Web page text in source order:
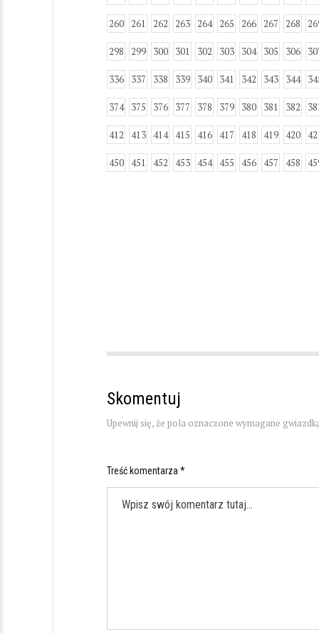
260 261 262 263 264 265 266 267 268
298 299 300 301 302 303 304 305 306
336 337 338 339 340 341 342 343 344
374 375 376 377 378 379 380 381 382
412 413 414 415 416 417 418 419 420
450 451 452 453 454 455 456 457 458
Skomentuj
Upewnij się, że pola oznaczone wymagane
Treść komentarza *